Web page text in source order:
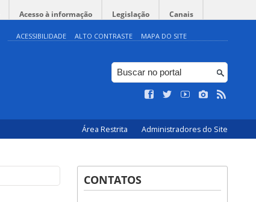
Acesso à informação Legislação Canais
ACESSIBILIDADE ALTO CONTRASTE MAPA DO SITE
Área Restrita Administradores do Site
CONTATOS